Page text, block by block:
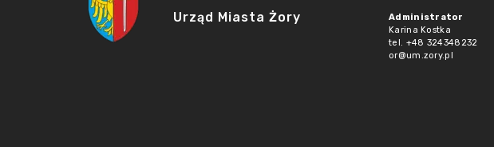
Urząd Miasta Żory
Administrator
Karina Kostka
tel. +48 324348232
or@um.zory.pl